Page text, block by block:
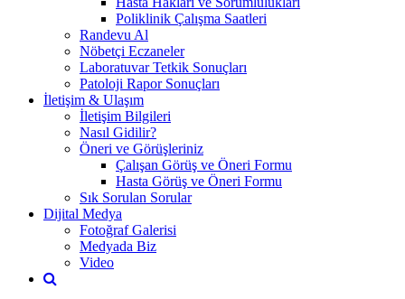
Poliklinik Çalışma Saatleri
Randevu Al
Nöbetçi Eczaneler
Laboratuvar Tetkik Sonuçları
Patoloji Rapor Sonuçları
İletişim & Ulaşım
İletişim Bilgileri
Nasıl Gidilir?
Öneri ve Görüşleriniz
Çalışan Görüş ve Öneri Formu
Hasta Görüş ve Öneri Formu
Sık Sorulan Sorular
Dijital Medya
Fotoğraf Galerisi
Medyada Biz
Video